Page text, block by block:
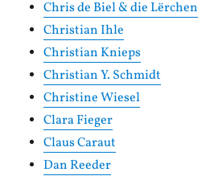
Chris de Biel & die Lërchen
Christian Ihle
Christian Knieps
Christian Y. Schmidt
Christine Wiesel
Clara Fieger
Claus Caraut
Dan Reeder